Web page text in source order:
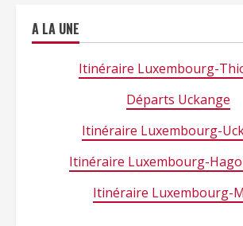
A LA UNE
Itinéraire Luxembourg-
Départs Uckange
Itinéraire Luxembourg-
Itinéraire Luxembourg-
Itinéraire Luxembourg-